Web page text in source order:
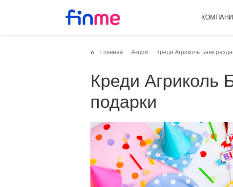
Главная Акции Креди Агриколь Банк
Креди Агриколь Банк раздает
подарки